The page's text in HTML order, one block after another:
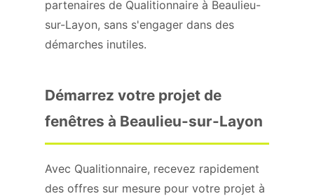
partenaires de Qualitionnaire à Beaulieu-
sur-Layon, sans s'engager dans des
démarches inutiles.
Démarrez votre projet de
fenêtres à Beaulieu-sur-Layon
Avec Qualitionnaire, recevez rapidement
des offres sur mesure pour votre projet à